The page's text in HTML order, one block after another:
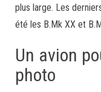
plus large. Les
été les B.Mk XX et
Un avion
photo